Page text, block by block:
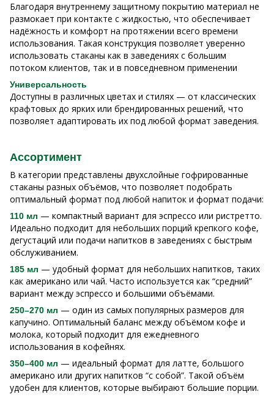
Благодаря внутреннему защитному покрытию материал не
размокает при контакте с жидкостью, что обеспечивает
надёжность и комфорт на протяжении всего времени
использования. Такая конструкция позволяет уверенно
использовать стаканы как в заведениях с большим
потоком клиентов, так и в повседневном применении
Универсальность
Доступны в различных цветах и стилях — от классических
крафтовых до ярких или брендированных решений, что
позволяет адаптировать их под любой формат заведения.
Ассортимент
В категории представлены двухслойные гофрированные
стаканы разных объёмов, что позволяет подобрать
оптимальный формат под любой напиток и формат подачи:
110 мл — компактный вариант для эспрессо или ристретто.
Идеально подходит для небольших порций крепкого кофе,
дегустаций или подачи напитков в заведениях с быстрым
обслуживанием.
185 мл — удобный формат для небольших напитков, таких
как американо или чай. Часто используется как “средний”
вариант между эспрессо и большими объёмами.
250–270 мл — один из самых популярных размеров для
капучино. Оптимальный баланс между объёмом кофе и
молока, который подходит для ежедневного
использования в кофейнях.
350–400 мл — идеальный формат для латте, большого
американо или других напитков “с собой”. Такой объём
удобен для клиентов, которые выбирают большие порции.